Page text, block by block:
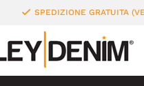
SPEDIZIONE GRATUITA